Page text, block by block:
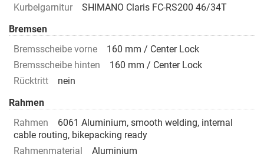
Kurbelgarnitur
SHIMANO Claris FC-RS200 46/34T
Bremsen
Bremsscheibe vorne
160 mm / Center Lock
Bremsscheibe hinten
160 mm / Center Lock
Rücktritt
nein
Rahmen
Rahmen
6061 Aluminium, smooth welding, internal
cable routing, bikepacking ready
Rahmenmaterial
Aluminium